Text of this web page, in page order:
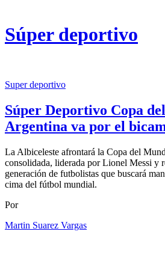
Súper deportivo
Super deportivo
Súper Deportivo Copa
Argentina va por el
La Albiceleste afrontará la Copa del
consolidada, liderada por Lionel Messi y
generación de futbolistas que buscará
cima del fútbol mundial.
Por
Martin Suarez Vargas